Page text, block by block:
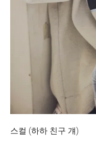
스컬 (하하 친구 걔)